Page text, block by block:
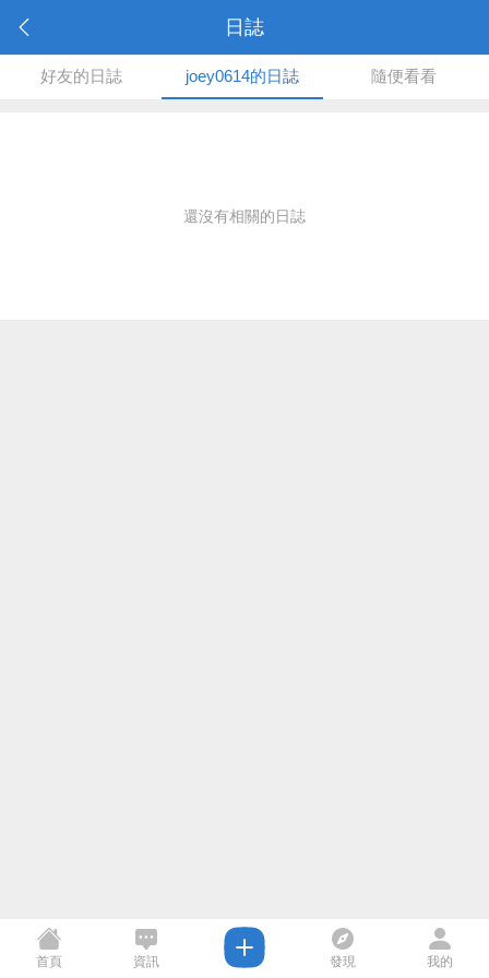
日誌
好友的日誌 joey0614的日誌 隨便看看
還沒有相關的日誌
首頁 資訊 發現 我的